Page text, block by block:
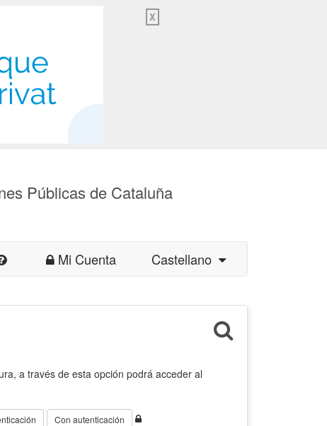
X
Públicas de Cataluña
Mi Cuenta Castellano
a través de esta opción podrá acceder al
Con autenticación